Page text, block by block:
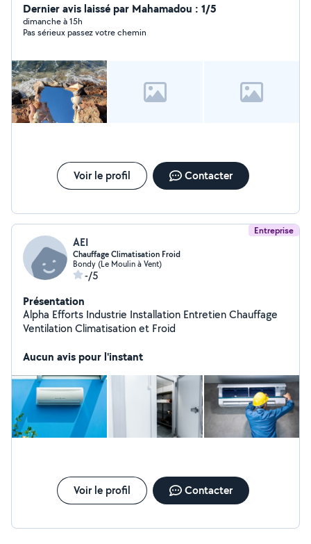
Dernier avis laissé par Mahamadou : 1/5
dimanche à 15h
Pas sérieux passez votre chemin
Voir le profil Contacter
Entreprise
AEI
Chauffage Climatisation Froid
Bondy (Le Moulin à Vent)
-/5
Présentation
Alpha Efforts Industrie Installation Entretien Chauffage
Ventilation Climatisation et Froid
Aucun avis pour l'instant
Voir le profil Contacter